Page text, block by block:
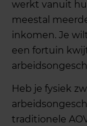
werkt vanuit
meestal
inkomen. Je
een fortuin
Heb je fysiek
traditionele